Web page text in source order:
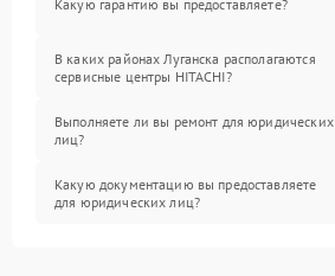
Какую гарантию вы предоставляете?
В каких районах Луганска располагаются
сервисные центры HITACHI?
Выполняете ли вы ремонт для юридических
лиц?
Какую документацию вы предоставляете
для юридических лиц?